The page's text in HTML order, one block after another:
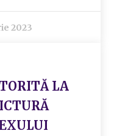
2023
LA